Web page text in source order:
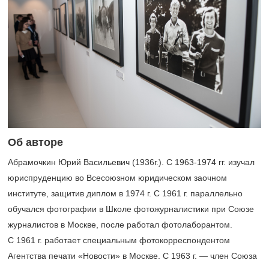
Об авторе
Абрамочкин Юрий Васильевич (1936г.). С 1963-1974 гг. изучал
юриспруденцию во Всесоюзном юридическом заочном
институте, защитив диплом в 1974 г. С 1961 г. параллельно
обучался фотографии в Школе фотожурналистики при Союзе
журналистов в Москве, после работал фотолаборантом.
С 1961 г. работает специальным фотокорреспондентом
Агентства печати «Новости» в Москве. С 1963 г. — член Союза